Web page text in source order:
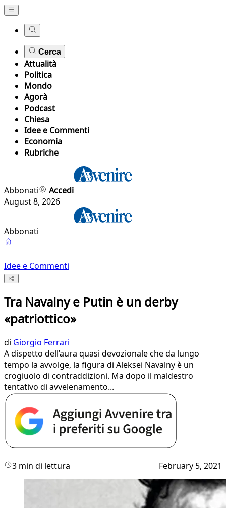
Cerca
Attualità
Politica
Mondo
Agorà
Podcast
Chiesa
Idee e Commenti
Economia
Rubriche
Abbonati
Accedi
August 8, 2026
Abbonati
Idee e Commenti
Tra Navalny e Putin è un derby
«patriottico»
di Giorgio Ferrari
A dispetto dell’aura quasi devozionale che da lungo
tempo la avvolge, la figura di Aleksei Navalny è un
crogiuolo di contraddizioni. Ma dopo il maldestro
tentativo di avvelenamento...
3 min di lettura February 5, 2021